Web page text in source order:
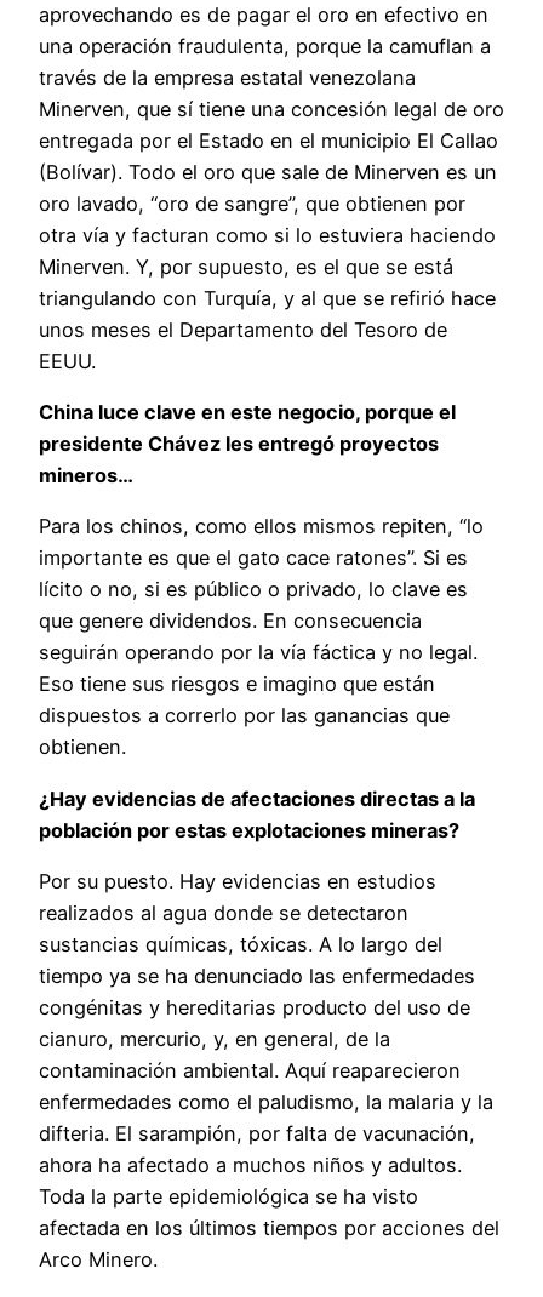
aprovechando es de pagar el oro en efectivo en
una operación fraudulenta, porque la camuflan a
través de la empresa estatal venezolana
Minerven, que sí tiene una concesión legal de oro
entregada por el Estado en el municipio El Callao
(Bolívar). Todo el oro que sale de Minerven es un
oro lavado, “oro de sangre”, que obtienen por
otra vía y facturan como si lo estuviera haciendo
Minerven. Y, por supuesto, es el que se está
triangulando con Turquía, y al que se refirió hace
unos meses el Departamento del Tesoro de
EEUU.
China luce clave en este negocio, porque el
presidente Chávez les entregó proyectos
mineros…
Para los chinos, como ellos mismos repiten, “lo
importante es que el gato cace ratones”. Si es
lícito o no, si es público o privado, lo clave es
que genere dividendos. En consecuencia
seguirán operando por la vía fáctica y no legal.
Eso tiene sus riesgos e imagino que están
dispuestos a correrlo por las ganancias que
obtienen.
¿Hay evidencias de afectaciones directas a la
población por estas explotaciones mineras?
Por su puesto. Hay evidencias en estudios
realizados al agua donde se detectaron
sustancias químicas, tóxicas. A lo largo del
tiempo ya se ha denunciado las enfermedades
congénitas y hereditarias producto del uso de
cianuro, mercurio, y, en general, de la
contaminación ambiental. Aquí reaparecieron
enfermedades como el paludismo, la malaria y la
difteria. El sarampión, por falta de vacunación,
ahora ha afectado a muchos niños y adultos.
Toda la parte epidemiológica se ha visto
afectada en los últimos tiempos por acciones del
Arco Minero.